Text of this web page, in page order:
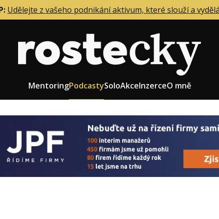
Udělejte z vašeho podnikání aktivum, které slouží a
MentoringPodcastySoloAkceInzerceO mně
firmy
zaměstnanců
Role zakladatele/CEO
Růst firmy